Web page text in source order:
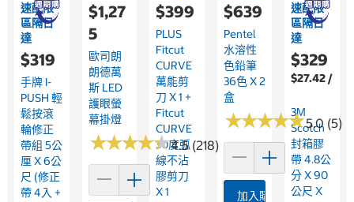
速配限
區隔日
達
$319
手牌 I-
PUSH 輕
鬆按滾
輪修正
帶組 5公
厘 X 6公
尺 (修正
帶 4入 +
$1,27
5
歐司朗
朗德萬
斯 LED
護眼螢
幕掛燈
★★★★★
★★★★★4.5 (218)
$399
PLUS
Fitcut
CURVE
萬能剪
刀 X 1 +
Fitcut
CURVE
30度弧
線不沾
膠剪刀
X 1
$639
Pentel
水溶性
色鉛筆
36色 X 2
盒
★★★★★
★★★★★5.0 (5)
加入購物車
速配限
區隔日
達
$329
$27.42 /
3M
Scotch
封箱膠
帶 4.8公
分 X 90
公尺 X